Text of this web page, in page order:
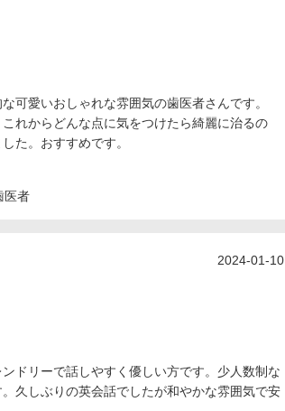
可愛いおしゃれな雰囲気の歯医者さんです。
れからどんな点に気をつけたら綺麗に治るの
た。おすすめです。
医者
2024-01-10
ドリーで話しやすく優しい方です。少人数制な
久しぶりの英会話でしたが和やかな雰囲気で安